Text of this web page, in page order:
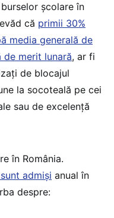
școlare în
că primii 30%
media generală de
merit lunară, ar fi
de blocajul
la socoteală pe cei
sau de excelență
în România.
admiși anual în
despre: